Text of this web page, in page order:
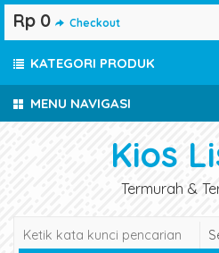
MENU NAVIGASI
Kios
Termurah &
Rp 0 Checkout
KATEGORI PRODUK